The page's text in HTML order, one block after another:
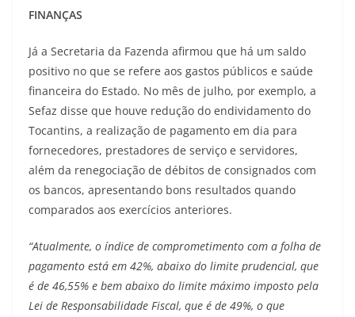
FINANÇAS
Já a Secretaria da Fazenda afirmou que há um saldo
positivo no que se refere aos gastos públicos e saúde
financeira do Estado. No mês de julho, por exemplo, a
Sefaz disse que houve redução do endividamento do
Tocantins, a realização de pagamento em dia para
fornecedores, prestadores de serviço e servidores,
além da renegociação de débitos de consignados com
os bancos, apresentando bons resultados quando
comparados aos exercícios anteriores.
“Atualmente, o índice de comprometimento com a folha de
pagamento está em 42%, abaixo do limite prudencial, que
é de 46,55% e bem abaixo do limite máximo imposto pela
Lei de Responsabilidade Fiscal, que é de 49%, o que